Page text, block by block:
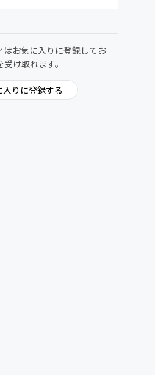
はお気に入りに登録してお
け取れます。
入りに登録する